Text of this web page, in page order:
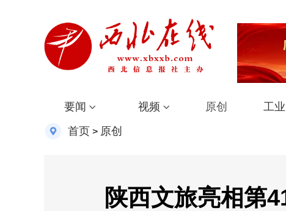
要闻 视频 原创 工业
首页 > 原创
陕西文旅亮相第